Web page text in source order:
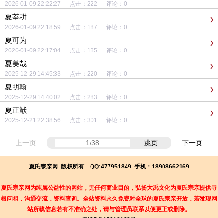
2026-01-09 22:22:27 点击：222 评论：0
夏莘耕
2026-01-09 22:18:59 点击：187 评论：0
夏可为
2026-01-09 22:17:04 点击：185 评论：0
夏美哉
2025-12-29 14:45:33 点击：220 评论：0
夏明翰
2025-12-29 14:40:02 点击：283 评论：0
夏正猷
2025-12-21 22:38:56 点击：301 评论：0
上一页 跳页 下一页
夏氏宗亲网 版权所有 QQ:477951849 手机：18908662169
夏氏宗亲网为纯属公益性的网站，无任何商业目的，弘扬大禹文化为夏氏宗亲提供寻
根问祖，沟通交流，资料查询。 全站资料永久免费对全球的夏氏宗亲开放，若发现网
站所载信息若有不准确之处，请与管理员联系以便更正或删除。